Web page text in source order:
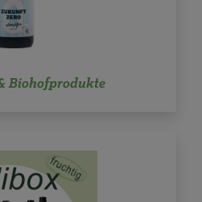
Biohofprodukte